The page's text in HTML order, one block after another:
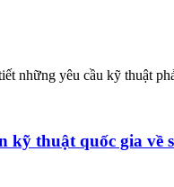
những yêu cầu kỹ thuật
kỹ thuật quốc gia về